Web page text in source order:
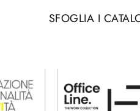
SFOGLIA I